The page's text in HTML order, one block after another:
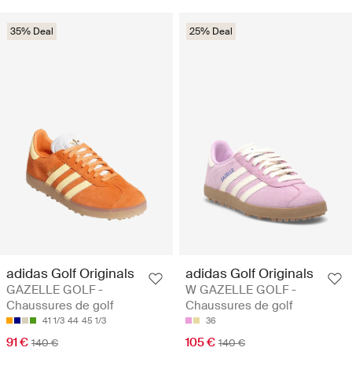
35% Deal
adidas Golf Originals
GAZELLE GOLF -
Chaussures de golf
41 1/3 44 45 1/3
91 € 140 €
25% Deal
adidas Golf Originals
W GAZELLE GOLF -
Chaussures de golf
36
105 € 140 €